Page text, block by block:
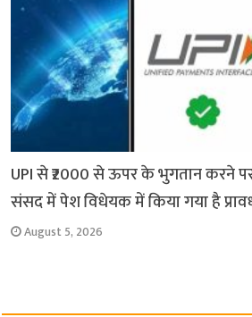
UPI से ₹2000 से ऊपर के भुगतान करने
संसद में पेश विधेयक में किया गया है
August 5, 2026